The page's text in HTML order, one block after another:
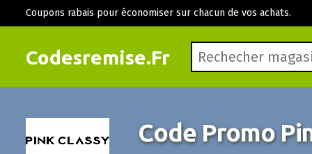
Codesremise.Fr
Coupons rabais pour économiser sur chacun de vos achats.
Code Promo